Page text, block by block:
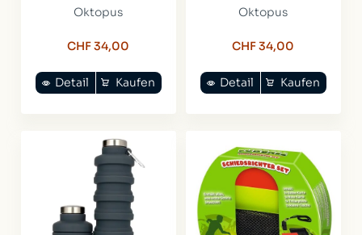
Oktopus
CHF 34,00
Kaufen
Detail
Oktopus
CHF 34,00
Kaufen
Detail